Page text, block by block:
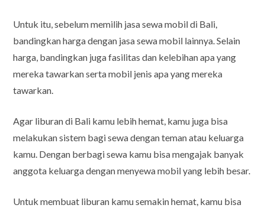
Untuk itu, sebelum memilih jasa sewa mobil di Bali,
bandingkan harga dengan jasa sewa mobil lainnya. Selain
harga, bandingkan juga fasilitas dan kelebihan apa yang
mereka tawarkan serta mobil jenis apa yang mereka
tawarkan.
Agar liburan di Bali kamu lebih hemat, kamu juga bisa
melakukan sistem bagi sewa dengan teman atau keluarga
kamu. Dengan berbagi sewa kamu bisa mengajak banyak
anggota keluarga dengan menyewa mobil yang lebih besar.
Untuk membuat liburan kamu semakin hemat, kamu bisa